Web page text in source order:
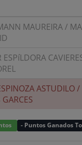
MAUREIRA/
ASTUDILO/
- Puntos Ganados